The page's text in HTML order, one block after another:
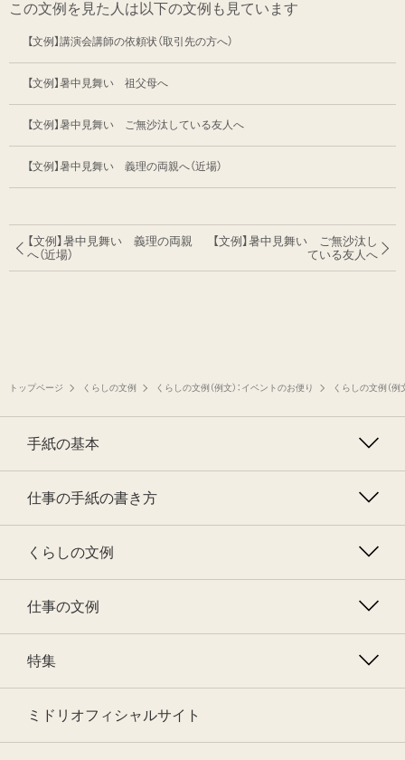
この文例を見た人は以下の文例も見ています
【文例】講演会講師の依頼状（取引先の方へ）
【文例】暑中見舞い 祖父母へ
【文例】暑中見舞い ご無沙汰している友人へ
【文例】暑中見舞い 義理の両親へ（近場）
【文例】暑中見舞い 義理の両親
へ（近場）
【文例】暑中見舞い ご無沙汰し
ている友人へ
トップページ くらしの文例 くらしの文例（例文）：イベントのお便り くらしの文例（例
手紙の基本
仕事の手紙の書き方
くらしの文例
仕事の文例
特集
ミドリオフィシャルサイト